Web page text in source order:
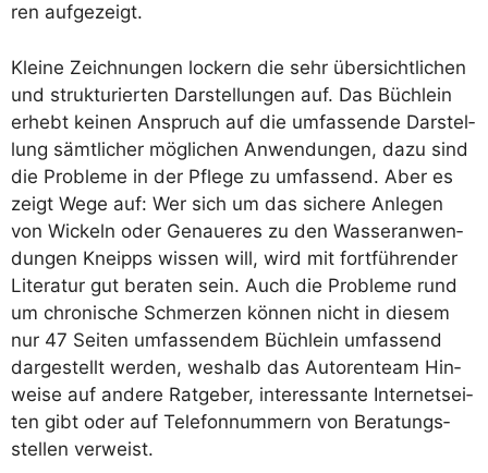
ren aufgezeigt.
Klei­ne Zeich­nun­gen lockern die sehr über­sicht­li­chen
und struk­tu­rier­ten Dar­stel­lun­gen auf. Das Büch­lein
erhebt kei­nen Anspruch auf die umfas­sen­de Dar­stel­
lung sämt­li­cher mög­li­chen Anwen­dun­gen, dazu sind
die Pro­ble­me in der Pfle­ge zu umfas­send. Aber es
zeigt Wege auf: Wer sich um das siche­re Anle­gen
von Wickeln oder Genaue­res zu den Was­ser­an­wen­
dun­gen Kneipps wis­sen will, wird mit fort­füh­ren­der
Lite­ra­tur gut bera­ten sein. Auch die Pro­ble­me rund
um chro­ni­sche Schmer­zen kön­nen nicht in die­sem
nur 47 Sei­ten umfas­sen­dem Büch­lein umfas­send
dar­ge­stellt wer­den, wes­halb das Autoren­team Hin­
wei­se auf ande­re Rat­ge­ber, inter­es­san­te Inter­net­sei­
ten gibt oder auf Tele­fon­num­mern von Bera­tungs­
stel­len verweist.